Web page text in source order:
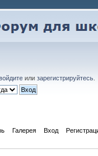
или зарегистрируйтесь
Галерея Вход